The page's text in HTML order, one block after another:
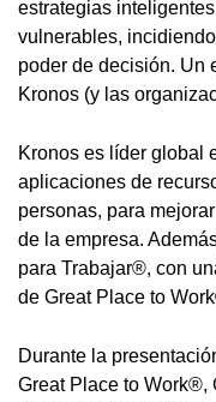
estrategias
vulnerables,
poder de decisión. Un
Kronos (y las
Kronos es líder global
aplicaciones de
personas, para
de la empresa.
para Trabajar®, con
de Great Place to
Durante la
Great Place to Work®,